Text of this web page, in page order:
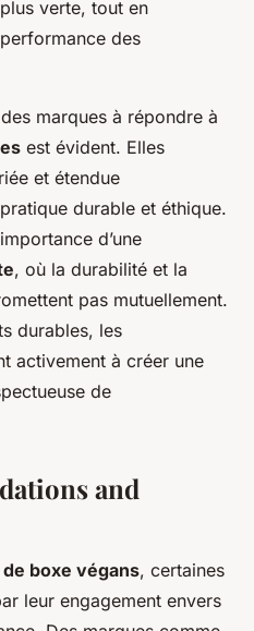
verte, tout en
des
marques à répondre à
est évident. Elles
et étendue
durable et éthique.
d’une
, où la durabilité et la
pas mutuellement.
durables, les
activement à créer une
de
and
boxe végans, certaines
leur engagement envers